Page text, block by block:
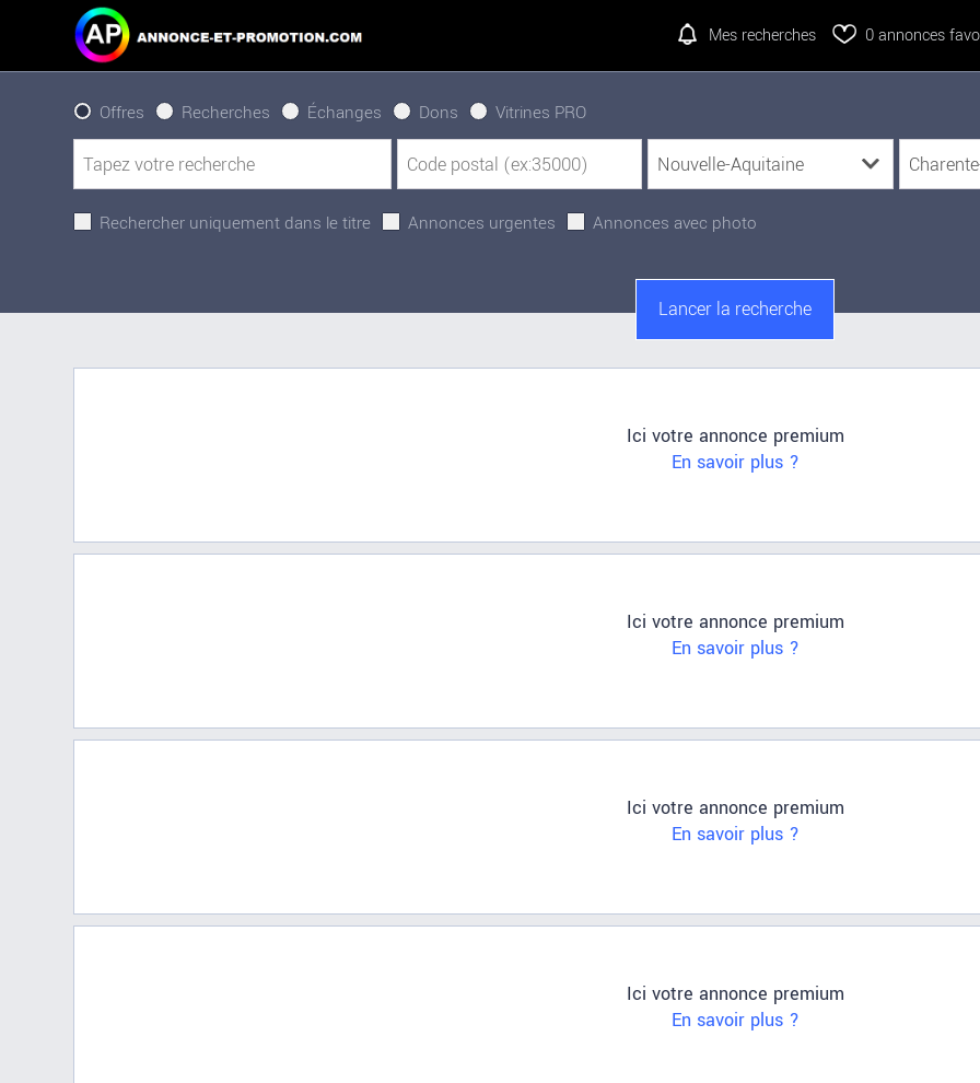
Mes recherches 0annonces
Offres Recherches Échanges Dons Vitrines PRO
Rechercher uniquement dans le titre Annonces urgentes Annonces avec photo
Ici votre annonce premium
En savoir plus ?
Ici votre annonce premium
En savoir plus ?
Ici votre annonce premium
En savoir plus ?
Ici votre annonce premium
En savoir plus ?